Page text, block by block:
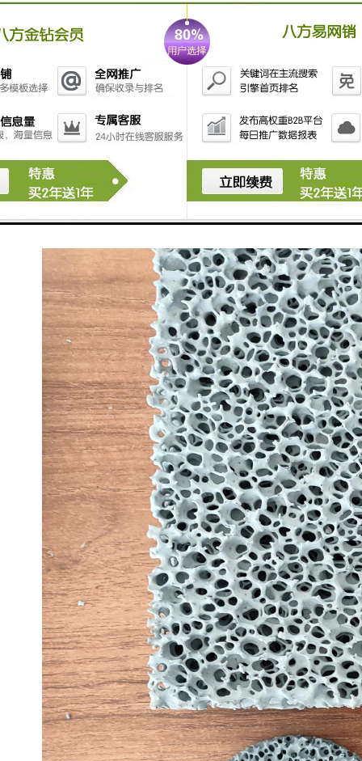
0.002mm左右时，这样子的杂质上浮慢，并且上升速度
不受自重制约，而是受铁（铝）水具有黏性这一特点制
约而悬浮于铁（铝）水中。想不使用挡渣棉和过滤网就
的使用是很有必要的，无论什么手段都很难替代挡渣棉
和过滤网。